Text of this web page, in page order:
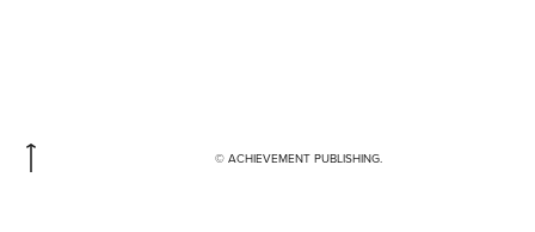
© ACHIEVEMENT PUBLISHING.